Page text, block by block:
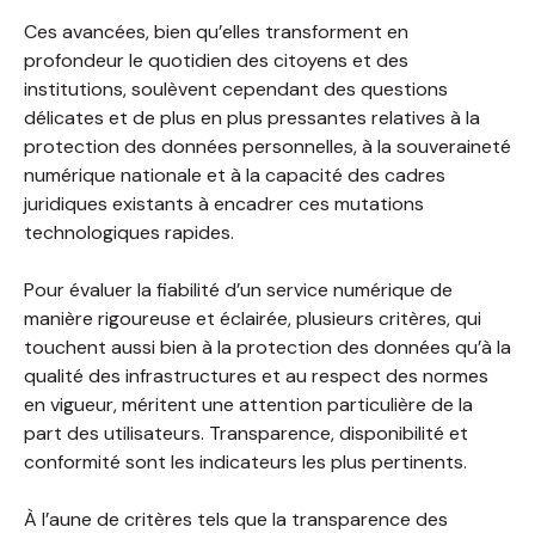
Ces avancées, bien qu’elles transforment en
profondeur le quotidien des citoyens et des
institutions, soulèvent cependant des questions
délicates et de plus en plus pressantes relatives à la
protection des données personnelles, à la souveraineté
numérique nationale et à la capacité des cadres
juridiques existants à encadrer ces mutations
technologiques rapides.
Pour évaluer la fiabilité d’un service numérique de
manière rigoureuse et éclairée, plusieurs critères, qui
touchent aussi bien à la protection des données qu’à la
qualité des infrastructures et au respect des normes
en vigueur, méritent une attention particulière de la
part des utilisateurs. Transparence, disponibilité et
conformité sont les indicateurs les plus pertinents.
À l’aune de critères tels que la transparence des